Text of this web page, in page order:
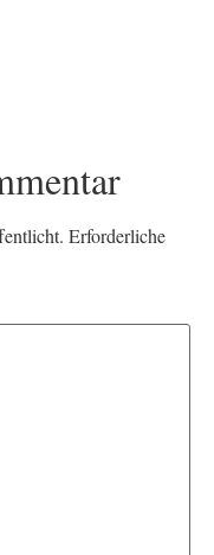
Erforderliche